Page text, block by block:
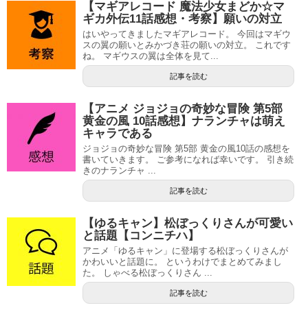
【マギアレコード 魔法少女まどか☆マ
ギカ外伝11話感想・考察】願いの対立
はいやってきましたマギアレコード。 今回はマギウ
スの翼の願いとみかづき荘の願いの対立。 これです
ね。 マギウスの翼は全体を見て...
記事を読む
【アニメ ジョジョの奇妙な冒険 第5部
黄金の風 10話感想】ナランチャは萌え
キャラである
ジョジョの奇妙な冒険 第5部 黄金の風10話の感想を
書いていきます。 ご参考になれば幸いです。 引き続
きのナランチャ ...
記事を読む
【ゆるキャン】松ぼっくりさんが可愛い
と話題【コンニチハ】
アニメ「ゆるキャン」に登場する松ぼっくりさんが
かわいいと話題に。 というわけでまとめてみまし
た。 しゃべる松ぼっくりさん ...
記事を読む